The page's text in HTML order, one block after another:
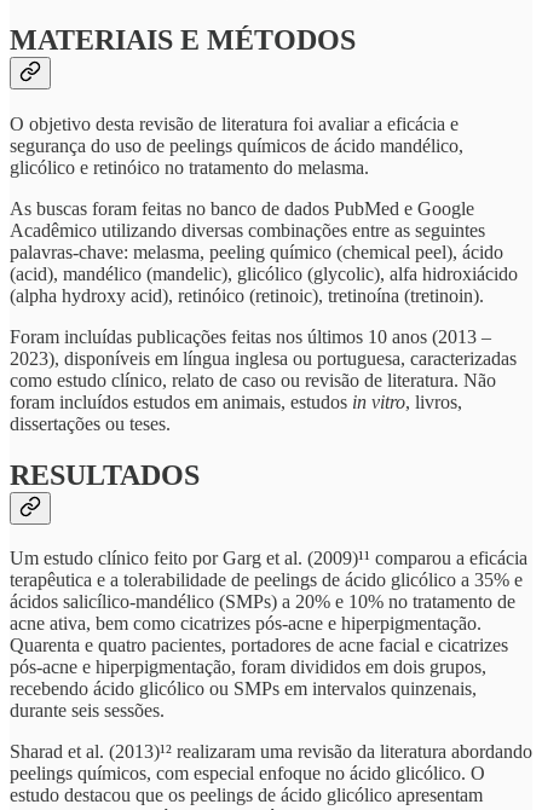
MATERIAIS E MÉTODOS
O objetivo desta revisão de literatura foi avaliar a eficácia e
segurança do uso de peelings químicos de ácido mandélico,
glicólico e retinóico no tratamento do melasma.
As buscas foram feitas no banco de dados PubMed e Google
Acadêmico utilizando diversas combinações entre as seguintes
palavras-chave: melasma, peeling químico (chemical peel), ácido
(acid), mandélico (mandelic), glicólico (glycolic), alfa hidroxiácido
(alpha hydroxy acid), retinóico (retinoic), tretinoína (tretinoin).
Foram incluídas publicações feitas nos últimos 10 anos (2013 –
2023), disponíveis em língua inglesa ou portuguesa, caracterizadas
como estudo clínico, relato de caso ou revisão de literatura. Não
foram incluídos estudos em animais, estudos in vitro, livros,
dissertações ou teses.
RESULTADOS
Um estudo clínico feito por Garg et al. (2009)¹¹ comparou a eficácia
terapêutica e a tolerabilidade de peelings de ácido glicólico a 35% e
ácidos salicílico-mandélico (SMPs) a 20% e 10% no tratamento de
acne ativa, bem como cicatrizes pós-acne e hiperpigmentação.
Quarenta e quatro pacientes, portadores de acne facial e cicatrizes
pós-acne e hiperpigmentação, foram divididos em dois grupos,
recebendo ácido glicólico ou SMPs em intervalos quinzenais,
durante seis sessões.
Sharad et al. (2013)¹² realizaram uma revisão da literatura abordando
peelings químicos, com especial enfoque no ácido glicólico. O
estudo destacou que os peelings de ácido glicólico apresentam